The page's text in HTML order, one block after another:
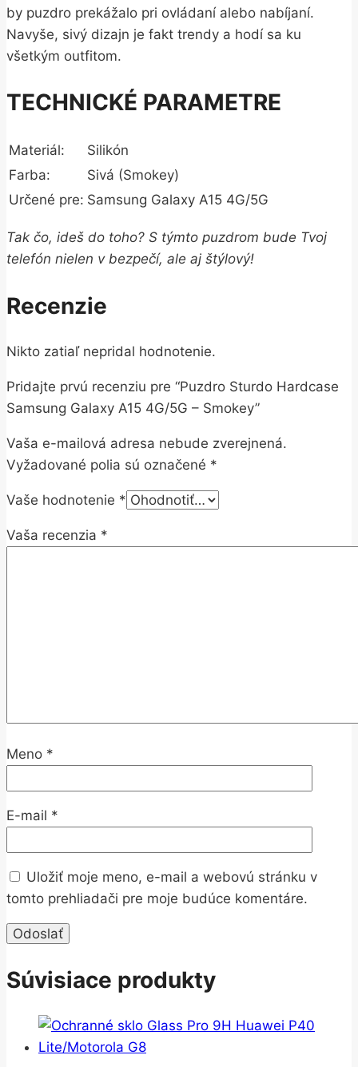
by puzdro prekážalo pri ovládaní alebo nabíjaní.
Navyše, sivý dizajn je fakt trendy a hodí sa ku
všetkým outfitom.
TECHNICKÉ PARAMETRE
Materiál:
Silikón
Farba:
Sivá (Smokey)
Určené pre: Samsung Galaxy A15 4G/5G
Tak čo, ideš do toho? S týmto puzdrom bude Tvoj
telefón nielen v bezpečí, ale aj štýlový!
Recenzie
Nikto zatiaľ nepridal hodnotenie.
Pridajte prvú recenziu pre “Puzdro Sturdo Hardcase
Samsung Galaxy A15 4G/5G – Smokey”
Vaša e-mailová adresa nebude zverejnená.
Vyžadované polia sú označené *
Vaše hodnotenie *
Vaša recenzia *
Meno *
E-mail *
Uložiť moje meno, e-mail a webovú stránku v
tomto prehliadači pre moje budúce komentáre.
Súvisiace produkty